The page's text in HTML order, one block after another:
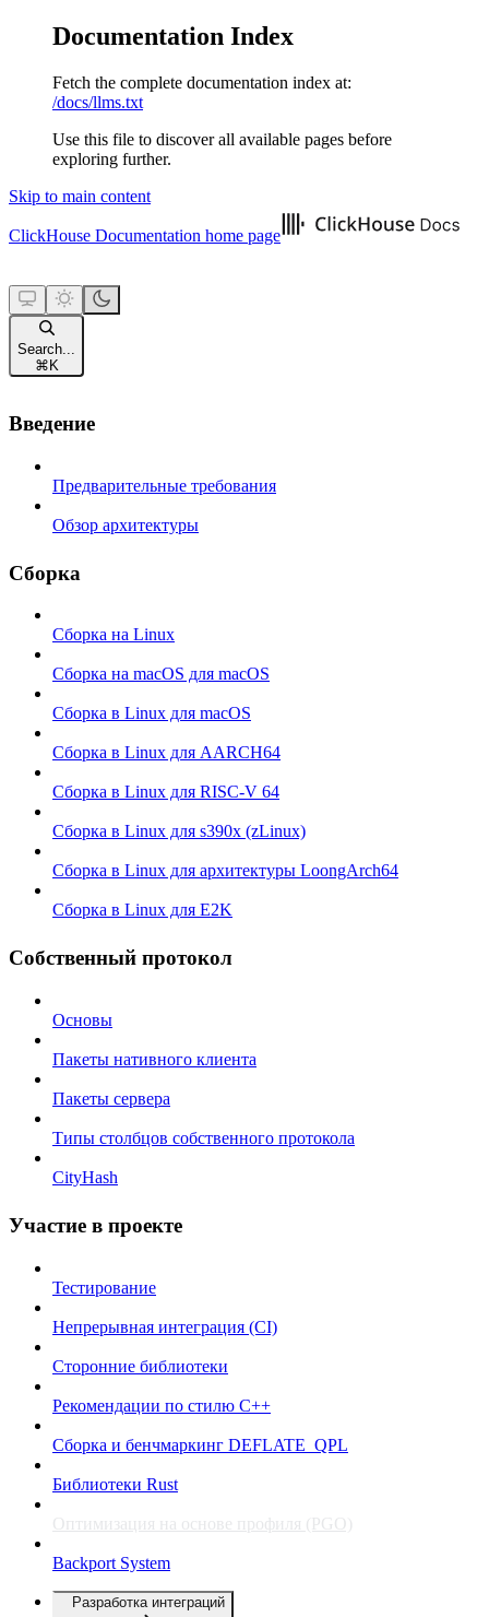
Documentation Index
Fetch the complete documentation index at:
/docs/llms.txt
Use this file to discover all available pages before
exploring further.
Skip to main content
ClickHouse Documentation home page
Search...
⌘ K
Введение
Предварительные требования
Обзор архитектуры
Сборка
Сборка на Linux
Сборка на macOS для macOS
Сборка в Linux для macOS
Сборка в Linux для AARCH64
Сборка в Linux для RISC-V 64
Сборка в Linux для s390x (zLinux)
Сборка в Linux для архитектуры LoongArch64
Сборка в Linux для E2K
Собственный протокол
Основы
Пакеты нативного клиента
Пакеты сервера
Типы столбцов собственного протокола
CityHash
Участие в проекте
Тестирование
Непрерывная интеграция (CI)
Сторонние библиотеки
Рекомендации по стилю C++
Сборка и бенчмаркинг DEFLATE_QPL
Библиотеки Rust
Оптимизация на основе профиля (PGO)
Backport System
Разработка интеграций